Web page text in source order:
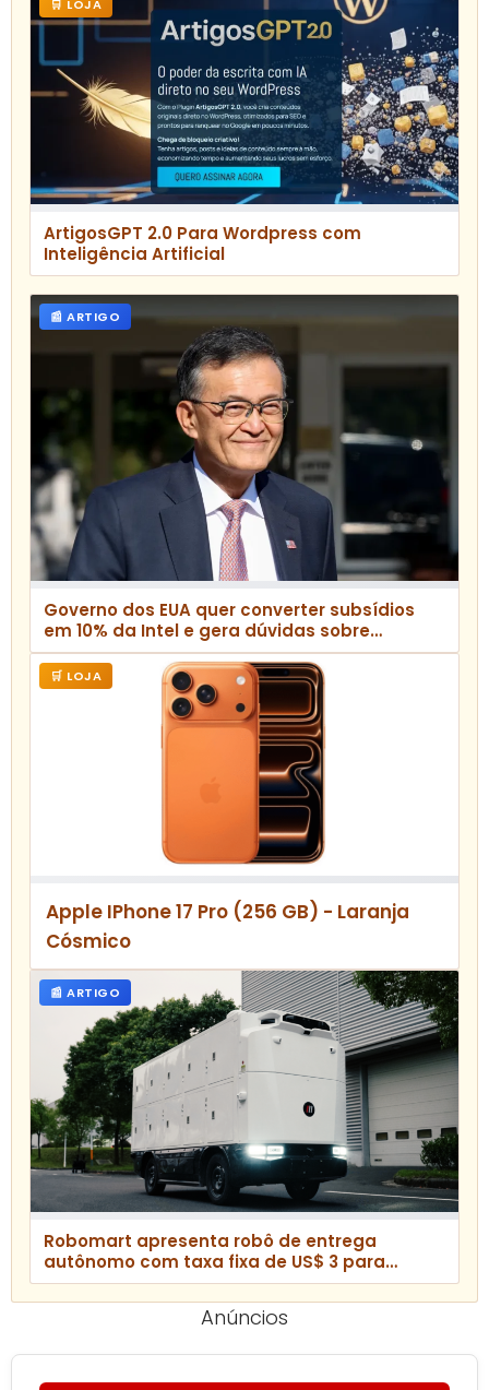
🛒 LOJA
ArtigosGPT 2.0 Para Wordpress com
Inteligência Artificial
📰 ARTIGO
Governo dos EUA quer converter subsídios
em 10% da Intel e gera dúvidas sobre
recuperação da empresa
🛒 LOJA
Apple IPhone 17 Pro (256 GB) - Laranja
Cósmico
📰 ARTIGO
Robomart apresenta robô de entrega
autônomo com taxa fixa de US$ 3 para
competir com apps de delivery
Anúncios